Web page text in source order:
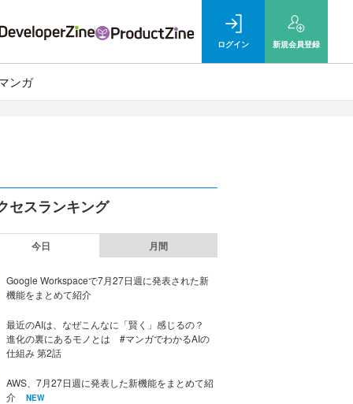
ログイン 新規会員登録
ンガ
セスランキング
今日 月間
Google Workspaceで7月27日週に発表された新
機能をまとめて紹介
最近のAIは、なぜこんなに「賢く」感じるの？
進化の裏にあるモノとは #マンガでわかるAIの
仕組み 第2話
AWS、7月27日週に発表した新機能をまとめて紹
介
NEW